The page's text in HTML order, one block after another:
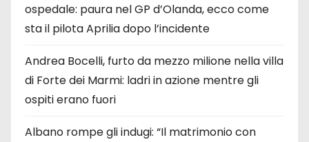
ospedale: paura nel GP d’Olanda, ecco come
sta il pilota Aprilia dopo l’incidente
Andrea Bocelli, furto da mezzo milione nella villa
di Forte dei Marmi: ladri in azione mentre gli
ospiti erano fuori
Albano rompe gli indugi: “Il matrimonio con